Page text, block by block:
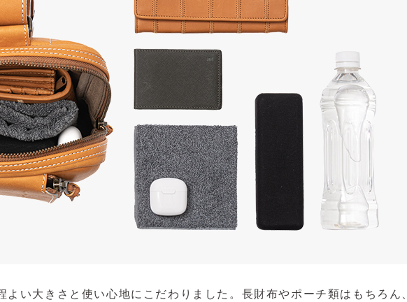
い大きさと使い心地にこだわりました。長財布やポーチ類はもちろん、